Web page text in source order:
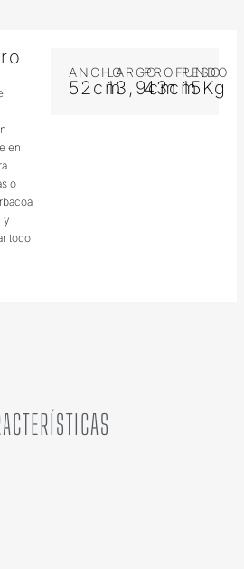
en
o
y
todo
ANCHO
52cm
LARGO
13,9cm
PROFUNDO
43cm
PESO
15Kg